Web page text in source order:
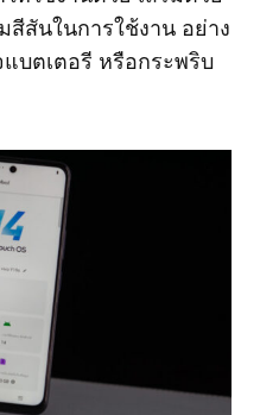
สีสันในการใช้งาน อย่าง
บตเตอรี หรือกระพริบ